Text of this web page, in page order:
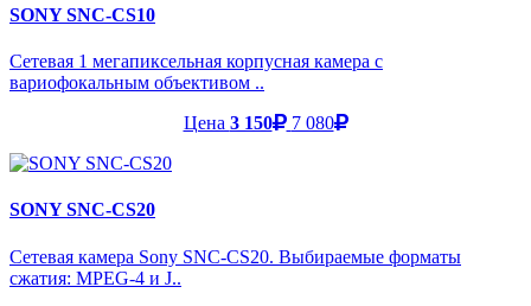
SONY SNC-CS10
Сетевая 1 мегапиксельная корпусная камера с
вариофокальным объективом ..
Цена 3 150 7 080
SONY SNC-CS20
Сетевая камера Sony SNC-CS20. Выбираемые форматы
сжатия: MPEG-4 и J..